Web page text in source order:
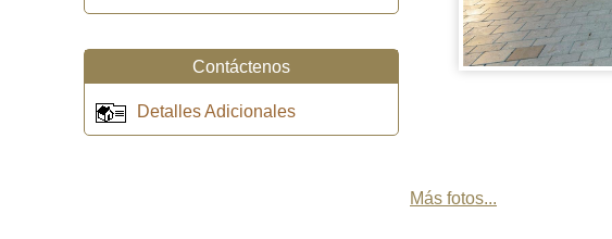
Más fotos...
Contáctenos
Detalles Adicionales